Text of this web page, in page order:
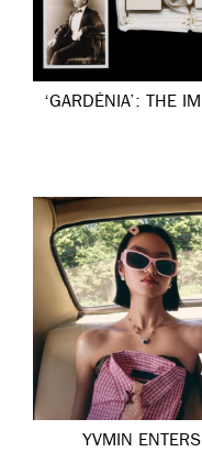
‘GARDÉNIA’: THE
YVMIN